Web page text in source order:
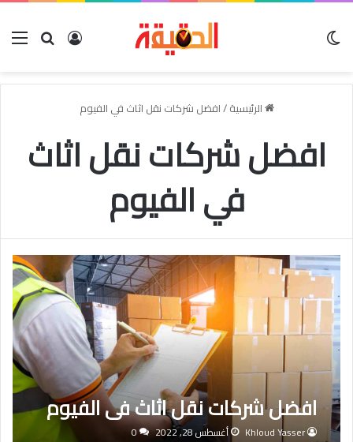
بحث عنتسجيل
الرئيسية/افضل شركات نقل اثاث في الفيوم
افضل شركات نقل اثاث
في الفيوم
افضل شركات نقل اثاث في الفيوم
Khloud Yasser أغسطس 28, 2022 0